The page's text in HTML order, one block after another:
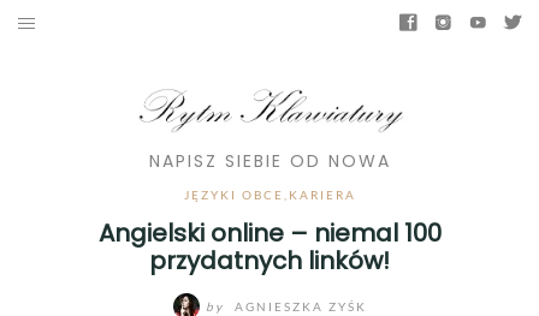
NAPISZ SIEBIE OD NOWA
JĘZYKI OBCE, KARIERA
Angielski online – niemal 100
przydatnych linków!
by AGNIESZKA ZYŚK